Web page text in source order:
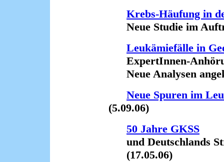
Krebs-Häufung in
Neue Studie im
Leukämiefälle in
ExpertInnen-
Neue Analysen
Neue Spuren im
(5.09.06)
50 Jahre GKSS
und Deutschlands
(17.05.06)